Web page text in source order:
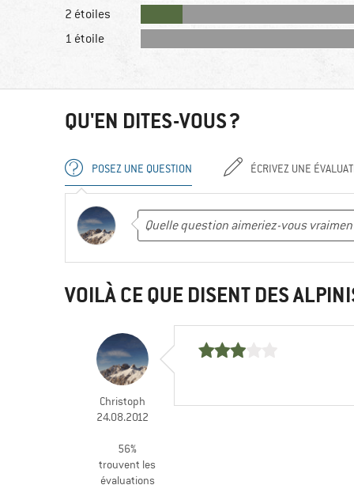
2 étoiles
1 étoile
QU'EN DITES-VOUS ?
POSEZ UNE QUESTION ÉCRIVEZ UNE
VOILÀ CE QUE DISENT DES
Christoph
24.08.2012
56%
trouvent les
évaluations